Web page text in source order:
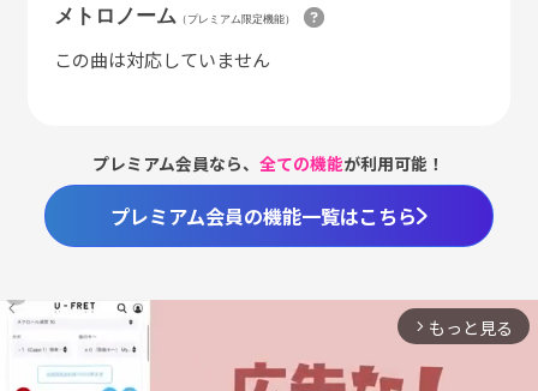
メトロノーム （プレミアム限定機能）
この曲は対応していません
プレミアム会員なら、全ての機能が利用可能！
プレミアム会員の機能一覧はこちら
arrow_forward_ios もっと見る